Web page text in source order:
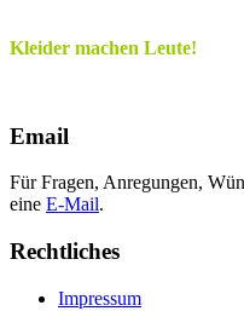
Kleider machen Leute!
Email
Für Fragen, Anregungen,
eine E-Mail.
Rechtliches
Impressum